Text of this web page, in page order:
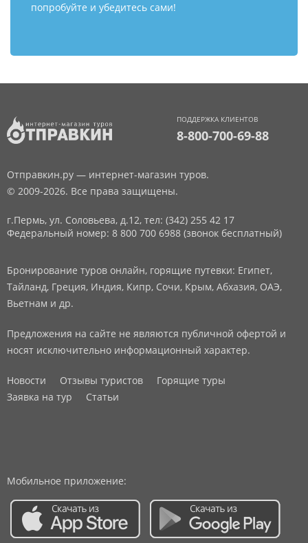
попробуйте и убедитесь сами!
ПОДДЕРЖКА КЛИЕНТОВ
8-800-700-69-88
Отправкин.ру — интернет-магазин туров.
© 2009-2026. Все права защищены.
г.Пермь, ул. Соловьева, д.12, тел: (342) 255 42 17
Федеральный номер: 8 800 700 6988 (звонок бесплатный)
Бронирование туров онлайн, горящие путевки: Египет,
Тайланд, Греция, Индия, Кипр, Сочи, Крым, Абхазия, ОАЭ,
Вьетнам и др.
Предложения на сайте не являются публичной офертой и
носят исключительно информационный характер.
Новости Отзывы туристов
Горящие туры
Заявка на тур
Статьи
Мобильное приложение: